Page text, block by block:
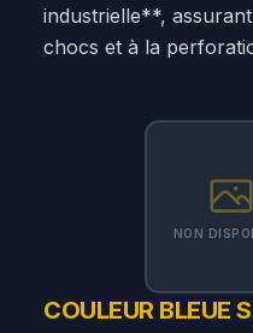
industrielle**,
chocs et à la
NON
COULEUR BLEUE